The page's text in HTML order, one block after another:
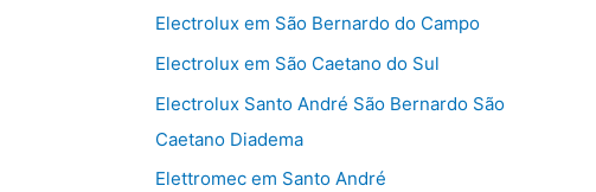
Electrolux em São Bernardo do Campo
Electrolux em São Caetano do Sul
Electrolux Santo André São Bernardo São
Caetano Diadema
Elettromec em Santo André